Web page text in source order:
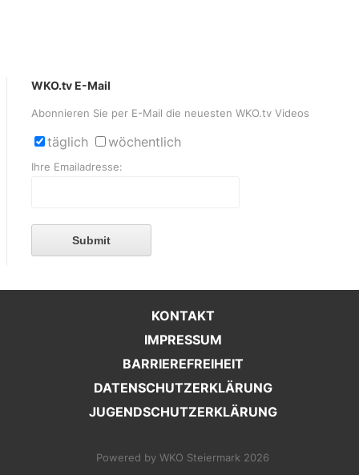
WKO.tv E-Mail
Abonnieren Sie per E-Mail die neuesten WKO.tv Videos
täglich wöchentlich
Ihre Emailadresse:
Submit
KONTAKT
IMPRESSUM
BARRIEREFREIHEIT
DATENSCHUTZERKLÄRUNG
JUGENDSCHUTZERKLÄRUNG
Powered by WKO Steiermark 2026